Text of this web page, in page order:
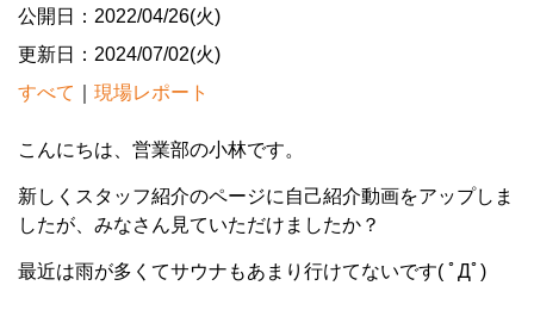
公開日：2022/04/26(火)
更新日：2024/07/02(火)
すべて
現場レポート
こんにちは、営業部の小林です。
新しくスタッフ紹介のページに自己紹介動画をアップしま
したが、みなさん見ていただけましたか？
最近は雨が多くてサウナもあまり行けてないです( ﾟДﾟ)